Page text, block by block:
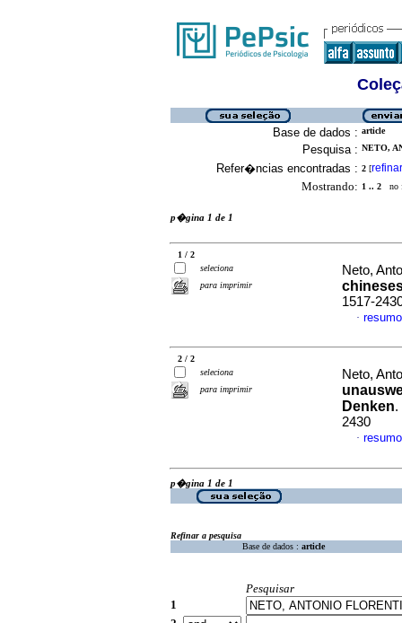
Base de dados : article
Pesquisa : NETO,
Refer�ncias encontradas : 2 [refinar
Mostrando: 1 .. 2 no
p�gina 1 de 1
1 / 2
seleciona
para imprimir
Neto,
1517-
·
2 / 2
seleciona
para imprimir
Neto,
Denken.
2430
·
p�gina 1 de 1
Refinar a pesquisa
Base de dados : article
Pesquisar
1